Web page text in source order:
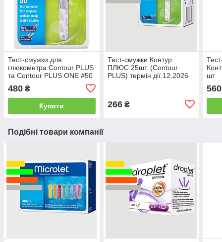
Тест-смужки для
глюкометра Contour PLUS
та Contour PLUS ONE #50
смужки #50 шт
480 ₴
Купити
Тест-смужки Контур
ПЛЮС 25шт. (Contour
PLUS) термін дії:12.2026
266₴
шт
560
Подібні товари компанії